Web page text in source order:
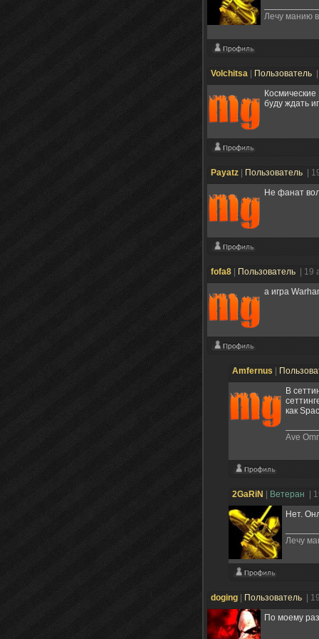
Лечу манию
Volchitsa Пользователь
буду ждать
Payatz Пользователь
|
Не фанат
fofa8 Пользователь
| 19
а игра
Amfernus
В
как
Ave
2GaRiN Ветеран
|
Нет.
Лечу
doging Пользователь
|
По моему